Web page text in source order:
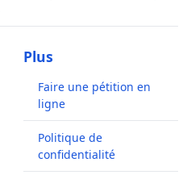
Plus
Faire une pétition en
ligne
Politique de
confidentialité